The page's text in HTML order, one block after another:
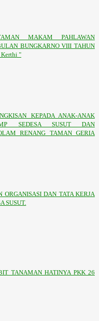
MAKAM PAHLAWAN
BUNGKARNO VIII TAHUN
Kerthi "
KEPADA ANAK-ANAK
SEDESA SUSUT DAN
RENANG TAMAN GERIA
ORGANISASI DAN TATA KERJA
SUSUT.
TANAMAN HATINYA PKK 26